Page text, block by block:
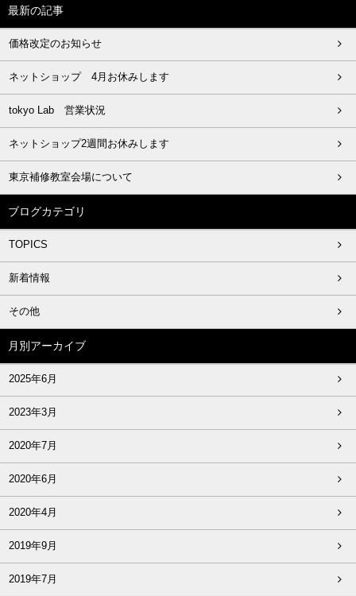
最新の記事
価格改定のお知らせ
ネットショップ 4月お休みします
tokyo Lab 営業状況
ネットショップ2週間お休みします
東京補修教室会場について
ブログカテゴリ
TOPICS
新着情報
その他
月別アーカイブ
2025年6月
2023年3月
2020年7月
2020年6月
2020年4月
2019年9月
2019年7月